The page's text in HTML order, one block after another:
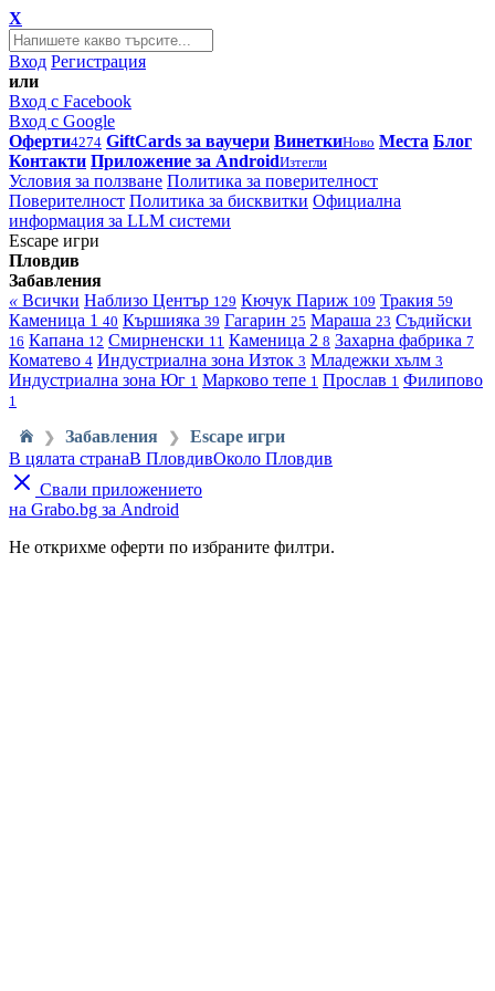
X
Вход Регистрация
или
Вход с Facebook
Вход с Google
Оферти4274 GiftCards за ваучери ВинеткиНово Места Блог
Контакти Приложение за AndroidИзтегли
Условия за ползване Политика за поверителност
Поверителност Политика за бисквитки Официална
информация за LLM системи
Escape игри
Пловдив
Забавления
« Всички Наблизо Център 129 Кючук Париж 109 Тракия 59
Каменица 1 40 Кършияка 39 Гагарин 25 Мараша 23 Съдийски
16 Капана 12 Смирненски 11 Каменица 2 8 Захарна фабрика 7
Коматево 4 Индустриална зона Изток 3 Младежки хълм 3
Индустриална зона Юг 1 Марково тепе 1 Прослав 1 Филипово
1
❯ Забавления ❯
Escape игри
В цялата странаВ ПловдивОколо Пловдив
Свали приложението
на Grabo.bg за Android
Не открихме оферти по избраните филтри.